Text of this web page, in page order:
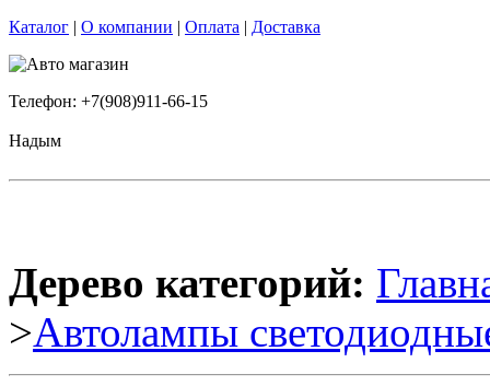
Каталог | О компании | Оплата | Доставка
Телефон: +7(908)911-66-15
Надым
Дерево категорий:
>Автолампы